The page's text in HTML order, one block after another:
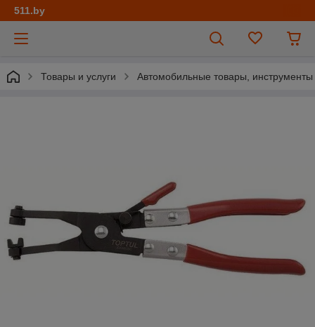
511.by
Товары и услуги Автомобильные товары, инструменты